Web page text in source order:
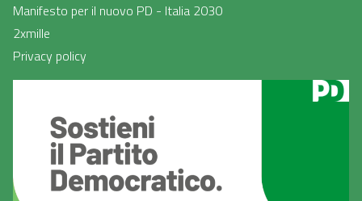
Manifesto per il nuovo PD - Italia 2030
2xmille
Privacy policy